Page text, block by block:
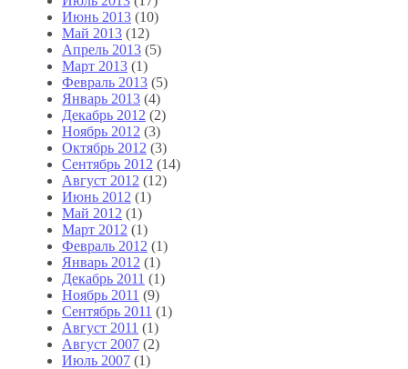
Июнь 2013 (10)
Май 2013 (12)
Апрель 2013 (5)
Март 2013 (1)
Февраль 2013 (5)
Январь 2013 (4)
Декабрь 2012 (2)
Ноябрь 2012 (3)
Октябрь 2012 (3)
Сентябрь 2012 (14)
Август 2012 (12)
Июнь 2012 (1)
Май 2012 (1)
Март 2012 (1)
Февраль 2012 (1)
Январь 2012 (1)
Декабрь 2011 (1)
Ноябрь 2011 (9)
Сентябрь 2011 (1)
Август 2011 (1)
Август 2007 (2)
Июль 2007 (1)